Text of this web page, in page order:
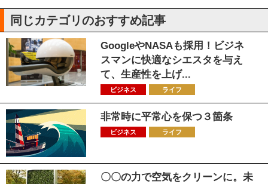
同じカテゴリのおすすめ記事
GoogleやNASAも採用！ビジネ
スマンに快適なシエスタを与え
て、生産性を上げ...
ビジネス ライフ
非常時に平常心を保つ３箇条
ビジネス ライフ
〇〇の力で空気をクリーンに。未